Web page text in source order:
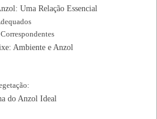
Uma Relação Essencial
Ambiente e Anzol
do Anzol Ideal